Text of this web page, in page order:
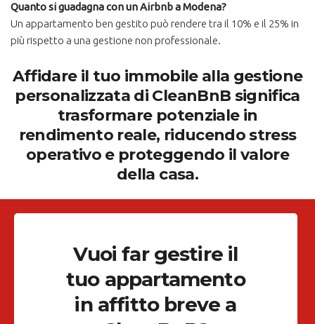
Quanto si guadagna con un Airbnb a Modena?
Un appartamento ben gestito può rendere tra il 10% e il 25% in
più rispetto a una gestione non professionale.
Affidare il tuo immobile alla gestione
personalizzata di CleanBnB significa
trasformare potenziale in
rendimento reale, riducendo stress
operativo e proteggendo il valore
della casa.
Vuoi far gestire il
tuo appartamento
in affitto breve a